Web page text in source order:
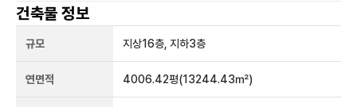
건축물 정보
규모 지상16층, 지하3층
연면적 4006.42평(13244.43㎡)